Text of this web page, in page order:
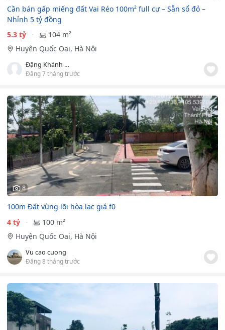
Cần bán gấp miếng đất Vai Réo 100m² full cư – Sẵn sổ đỏ –
Nhỉnh 5 tỷ đồng
5.3 tỷ
104 m²
Huyện Quốc Oai, Hà Nội
Đặng Khánh Hoà
Đăng 7 tháng trước
8
100m Đất vùng lõi hòa lạc giá f0
4 tỷ
100 m²
Huyện Quốc Oai, Hà Nội
Vu cao cuong
Đăng 8 tháng trước